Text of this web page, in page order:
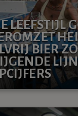
LEEFSTIJL
BIER